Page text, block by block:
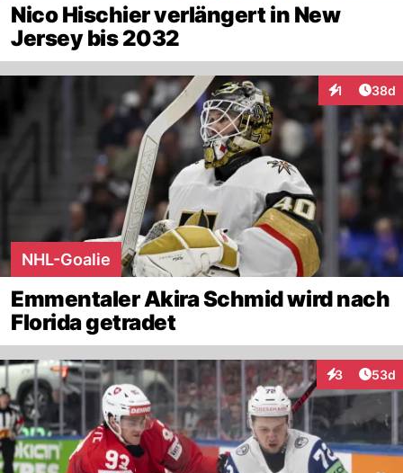
Nico Hischier verlängert in New
Jersey bis 2032
1
Interaktionen
38d
NHL-Goalie
Emmentaler Akira Schmid wird nach
Florida getradet
3
Interaktionen
53d